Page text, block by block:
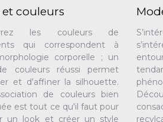
et couleurs
les couleurs de
qui correspondent à
corporelle ; un
couleurs réussi permet
et d'affiner la silhouette.
de couleurs bien
est tout ce qu'il faut pour
un look et créer un style